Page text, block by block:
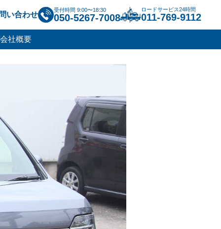
い合わせ
受付時間 9:00〜18:30
050-5267-7008
ロードサービス24時間
011-769-9112
会社概要